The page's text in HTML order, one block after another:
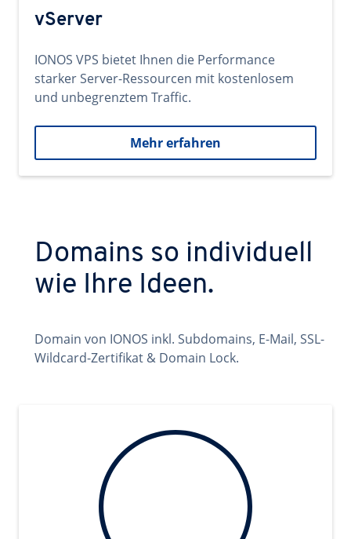
vServer
IONOS VPS bietet Ihnen die Performance
starker Server-Ressourcen mit kostenlosem
und unbegrenztem Traffic.
Mehr erfahren
Domains so individuell
wie Ihre Ideen.
Domain von IONOS inkl. Subdomains, E-Mail, SSL-
Wildcard-Zertifikat & Domain Lock.